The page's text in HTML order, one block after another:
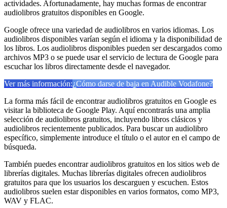
actividades. Afortunadamente, hay muchas formas de encontrar
audiolibros gratuitos disponibles en Google.
Google ofrece una variedad de audiolibros en varios idiomas. Los
audiolibros disponibles varían según el idioma y la disponibilidad de
los libros. Los audiolibros disponibles pueden ser descargados como
archivos MP3 o se puede usar el servicio de lectura de Google para
escuchar los libros directamente desde el navegador.
Ver más información:¿Cómo darse de baja en Audible Vodafone?
La forma más fácil de encontrar audiolibros gratuitos en Google es
visitar la biblioteca de Google Play. Aquí encontrarás una amplia
selección de audiolibros gratuitos, incluyendo libros clásicos y
audiolibros recientemente publicados. Para buscar un audiolibro
específico, simplemente introduce el título o el autor en el campo de
búsqueda.
También puedes encontrar audiolibros gratuitos en los sitios web de
librerías digitales. Muchas librerías digitales ofrecen audiolibros
gratuitos para que los usuarios los descarguen y escuchen. Estos
audiolibros suelen estar disponibles en varios formatos, como MP3,
WAV y FLAC.